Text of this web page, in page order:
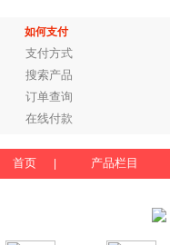
如何支付
支付方式
搜索产品
订单查询
在线付款
首页 产品栏目